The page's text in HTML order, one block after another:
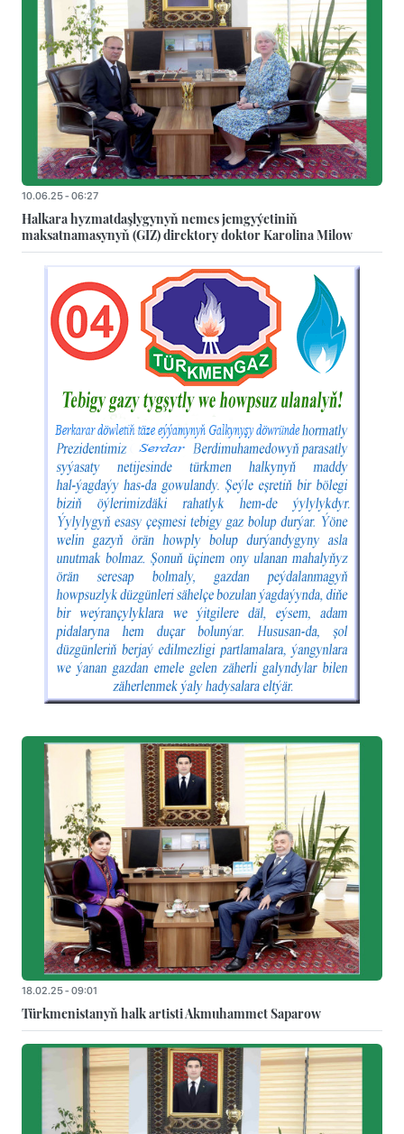
10.06.25 - 06:27
Halkara hyzmatdaşlygynyň nemes jemgyýetiniň
maksatnamasynyň (GIZ) direktory doktor Karolina Milow
18.02.25 - 09:01
Türkmenistanyň halk artisti Akmuhammet Saparow